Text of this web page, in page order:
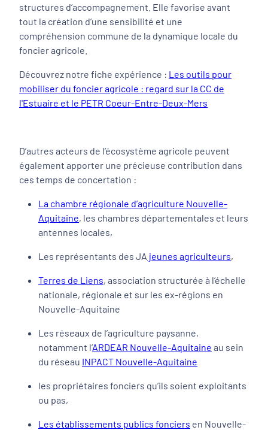
structures d’accompagnement. Elle favorise avant
tout la création d’une sensibilité et une
compréhension commune de la dynamique locale du
foncier agricole.
Découvrez notre fiche expérience : Les outils pour
mobiliser du foncier agricole : regard sur la CC de
l'Estuaire et le PETR Coeur-Entre-Deux-Mers
D’autres acteurs de l’écosystème agricole peuvent
également apporter une précieuse contribution dans
ces temps de concertation :
La chambre régionale d’agriculture Nouvelle-
Aquitaine, les chambres départementales et leurs
antennes locales,
Les représentants des JA jeunes agriculteurs,
Terres de Liens, association structurée à l’échelle
nationale, régionale et sur les ex-régions en
Nouvelle-Aquitaine
Les réseaux de l’agriculture paysanne,
notamment l’ARDEAR Nouvelle-Aquitaine au sein
du réseau INPACT Nouvelle-Aquitaine
les propriétaires fonciers qu’ils soient exploitants
ou pas,
Les établissements publics fonciers en Nouvelle-